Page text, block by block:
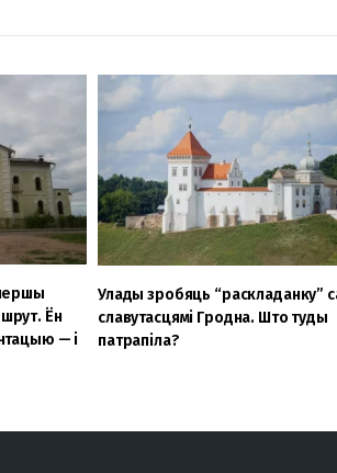
Ён
— і
Улады зробяць “раскладанку”
славутасцямі Гродна. Што туды
патрапіла?